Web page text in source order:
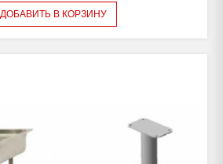
ДОБАВИТЬ В КОРЗИНУ